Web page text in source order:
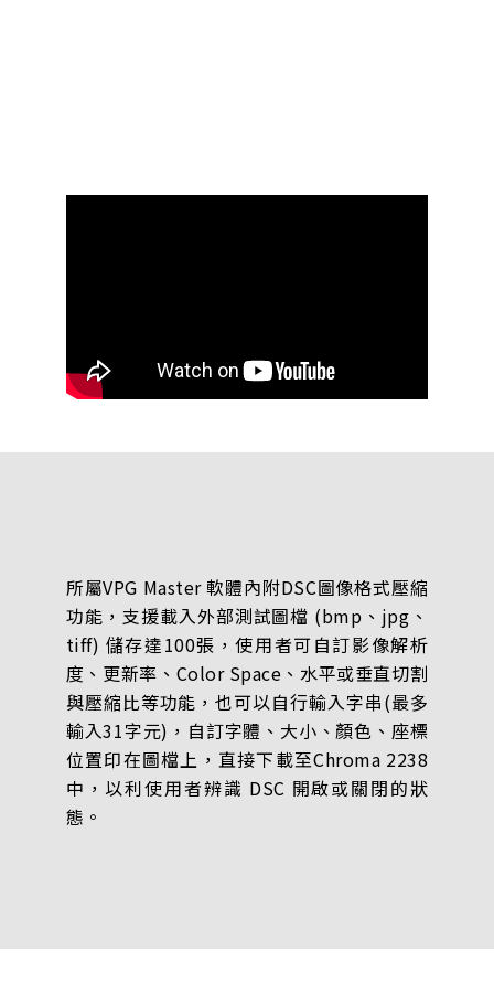
所屬VPG Master 軟體內附DSC圖像格式壓縮
功能，支援載入外部測試圖檔 (bmp、jpg、
tiff) 儲存達100張，使用者可自訂影像解析
度、更新率、Color Space、水平或垂直切割
與壓縮比等功能，也可以自行輸入字串(最多
輸入31字元)，自訂字體、大小、顏色、座標
位置印在圖檔上，直接下載至Chroma 2238
中，以利使用者辨識 DSC 開啟或關閉的狀
態。